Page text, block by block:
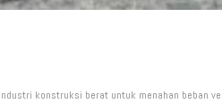
konstruksi berat untuk menahan beban